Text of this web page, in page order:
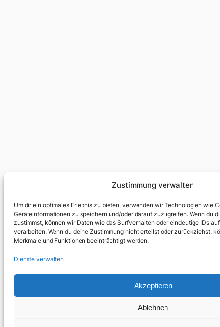
Zustimmung verwalten
Um dir ein optimales Erlebnis zu bieten, verwenden wir Technologien wie
Geräteinformationen zu speichern und/oder darauf zuzugreifen. Wenn du
zustimmst, können wir Daten wie das Surfverhalten oder eindeutige IDs
verarbeiten. Wenn du deine Zustimmung nicht erteilst oder zurückziehst,
Merkmale und Funktionen beeinträchtigt werden.
Dienste verwalten
Akzeptieren
Ablehnen